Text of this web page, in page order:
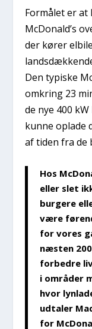
Formålet er
McDonald’s
der kører
Den typiske
omkring 23
de nye 400
kunne oplade
af tiden fra de
Hos
eller slet
burgere
være
for vores
næsten
forbedre
i områder
hvor
udtaler
for